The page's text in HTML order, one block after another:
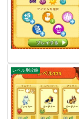
レベル別攻略